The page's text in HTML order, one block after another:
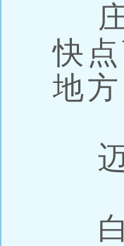
庄
快
地
迈
白